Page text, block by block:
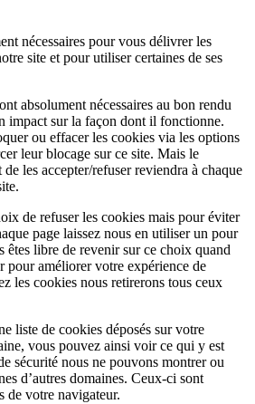
nécessaires pour vous délivrer les
site et pour utiliser certaines de ses
absolument nécessaires au bon rendu
impact sur la façon dont il fonctionne.
ou effacer les cookies via les options
leur blocage sur ce site. Mais le
de les accepter/refuser reviendra à chaque
de refuser les cookies mais pour éviter
page laissez nous en utiliser un pour
êtes libre de revenir sur ce choix quand
pour améliorer votre expérience de
les cookies nous retirerons tous ceux
liste de cookies déposés sur votre
vous pouvez ainsi voir ce qui y est
sécurité nous ne pouvons montrer ou
d’autres domaines. Ceux-ci sont
de votre navigateur.